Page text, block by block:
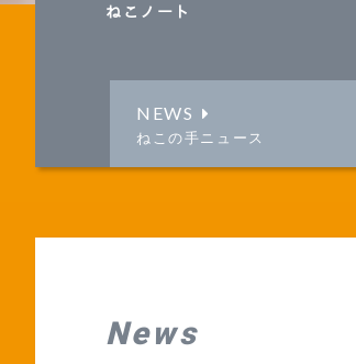
ねこノート
NEWS
ねこの手ニュース
News